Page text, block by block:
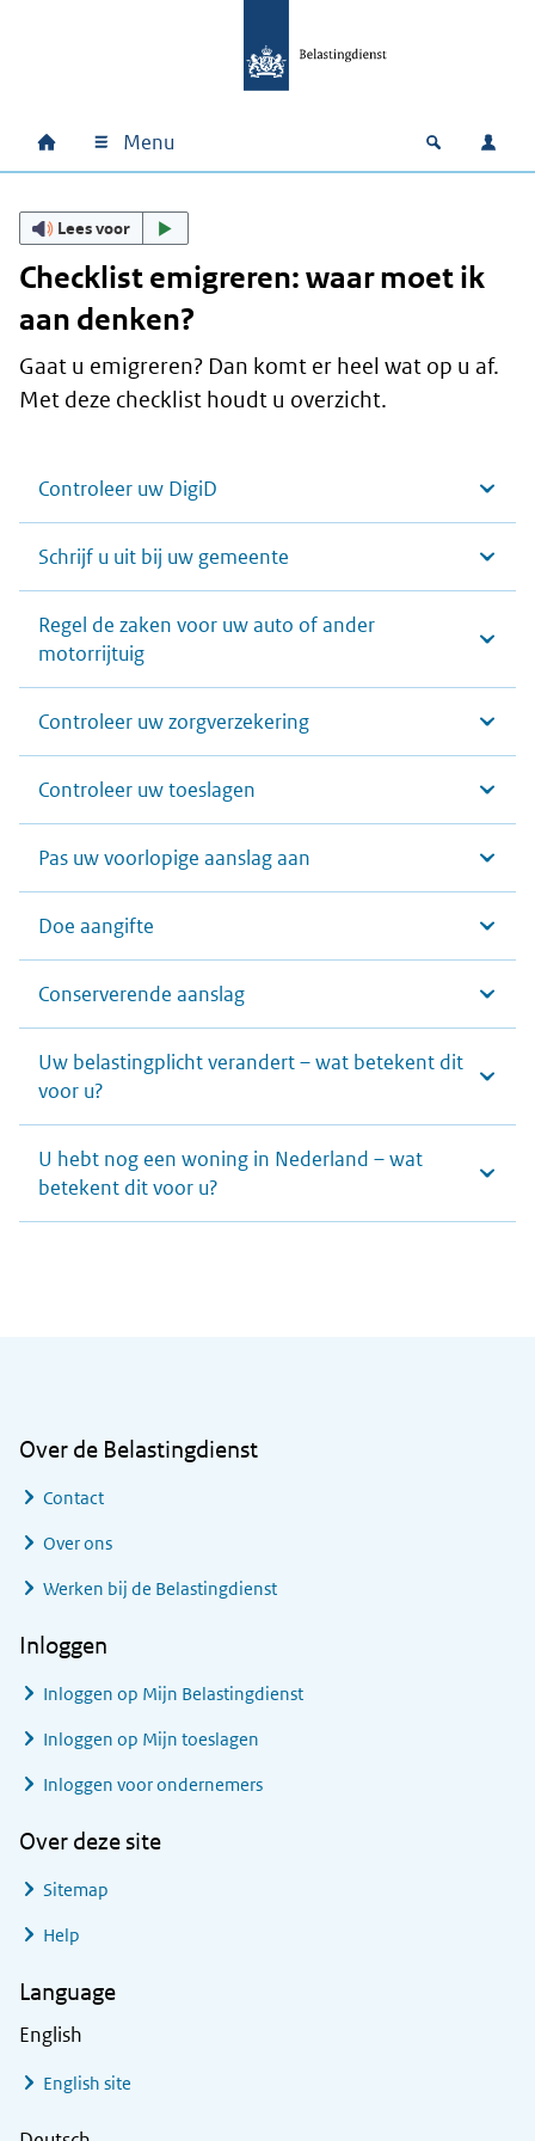
Hoofdnavigatie
Home Menu Open
Lees voor
Checklist emigreren: waar moet ik
aan denken?
Gaat u emigreren? Dan komt er heel wat op u af.
Met deze checklist houdt u overzicht.
Controleer uw DigiD
Schrijf u uit bij uw gemeente
Regel de zaken voor uw auto of ander
motorrijtuig
Controleer uw zorgverzekering
Controleer uw toeslagen
Pas uw voorlopige aanslag aan
Doe aangifte
Conserverende aanslag
Uw belastingplicht verandert – wat betekent dit
voor u?
U hebt nog een woning in Nederland – wat
betekent dit voor u?
Over de Belastingdienst
Contact
Over ons
Werken bij de Belastingdienst
Inloggen
Inloggen op Mijn Belastingdienst
Inloggen op Mijn toeslagen
Inloggen voor ondernemers
Over deze site
Sitemap
Help
Language
English
English site